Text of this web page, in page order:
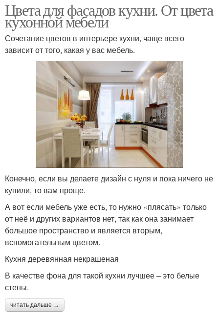
Цвета для фасадов кухни. От цвета
кухонной мебели
Сочетание цветов в интерьере кухни, чаще всего
зависит от того, какая у вас мебель.
Конечно, если вы делаете дизайн с нуля и пока ничего не
купили, то вам проще.
А вот если мебель уже есть, то нужно «плясать» только
от неё и других вариантов нет, так как она занимает
большое пространство и является вторым,
вспомогательным цветом.
Кухня деревянная некрашеная
В качестве фона для такой кухни лучшее – это белые
стены.
читать дальше →